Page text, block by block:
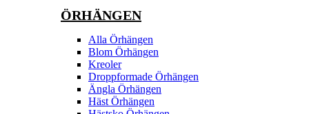
ÖRHÄNGEN
Alla Örhängen
Blom Örhängen
Kreoler
Droppformade Örhängen
Ängla Örhängen
Häst Örhängen